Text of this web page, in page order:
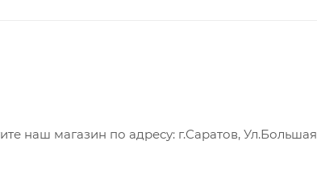
наш магазин по адресу: г.Саратов, Ул.Большая